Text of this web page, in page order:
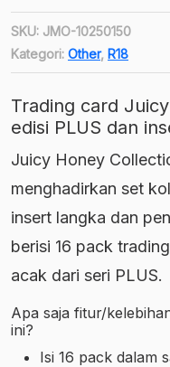
SKU: JMO-10250150
Kategori: Other, R18
Trading card
edisi PLUS dan
Juicy Honey
menghadirkan set
insert langka dan
berisi 16 pack
acak dari seri PLUS.
Apa saja fitur/
ini?
Isi 16 pack dalam